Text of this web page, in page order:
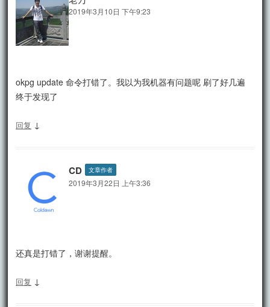
2019年3月10日 下午9:23
okpg update 命令打错了。我以为我机器有问题呢 刷了好几遍
终于发现了
回复 ↓
CD 文章作者
2019年3月22日 上午3:36
还真是打错了，谢谢提醒。
回复 ↓